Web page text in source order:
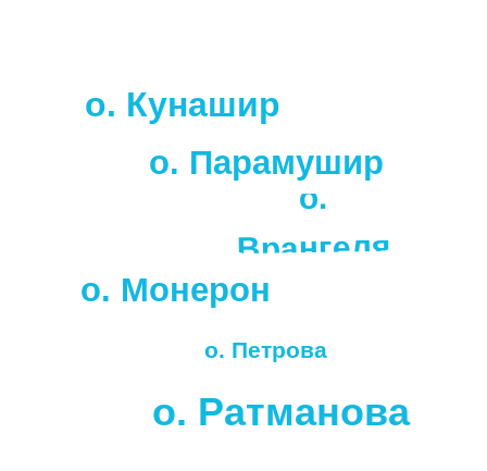
о. Кунашир
о. Петрова
о. Парамушир
о. Монерон
о. Ратманова
о.
Врангеля